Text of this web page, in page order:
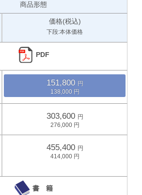
商品形態
価格(税込)
下段:本体価格
PDF
151,800
138,000
303,600
276,000
455,400
414,000
書 籍